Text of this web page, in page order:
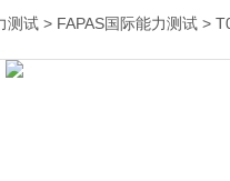
测试 > FAPAS国际能力测试 >